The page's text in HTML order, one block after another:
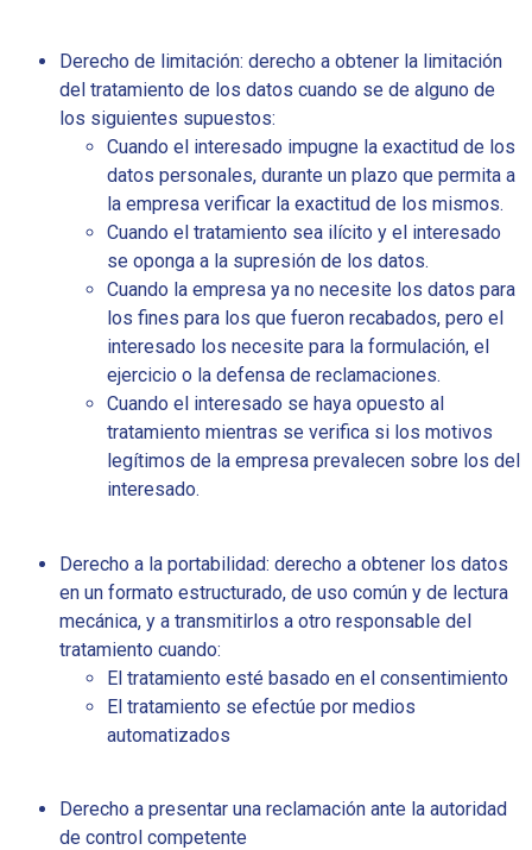
Derecho de limitación: derecho a obtener la limitación
del tratamiento de los datos cuando se de alguno de
los siguientes supuestos:
Cuando el interesado impugne la exactitud de los
datos personales, durante un plazo que permita a
la empresa verificar la exactitud de los mismos.
Cuando el tratamiento sea ilícito y el interesado
se oponga a la supresión de los datos.
Cuando la empresa ya no necesite los datos para
los fines para los que fueron recabados, pero el
interesado los necesite para la formulación, el
ejercicio o la defensa de reclamaciones.
Cuando el interesado se haya opuesto al
tratamiento mientras se verifica si los motivos
legítimos de la empresa prevalecen sobre los del
interesado.
Derecho a la portabilidad: derecho a obtener los datos
en un formato estructurado, de uso común y de lectura
mecánica, y a transmitirlos a otro responsable del
tratamiento cuando:
El tratamiento esté basado en el consentimiento
El tratamiento se efectúe por medios
automatizados
Derecho a presentar una reclamación ante la autoridad
de control competente